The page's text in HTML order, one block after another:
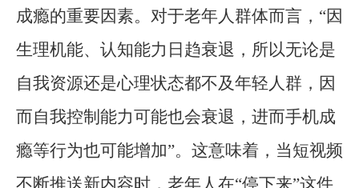
成瘾的重要因素。对于老年人群体而言，“因
生理机能、认知能力日趋衰退，所以无论是
自我资源还是心理状态都不及年轻人群，因
而自我控制能力可能也会衰退，进而手机成
瘾等行为也可能增加”。这意味着，当短视频
不断推送新内容时，老年人在“停下来”这件